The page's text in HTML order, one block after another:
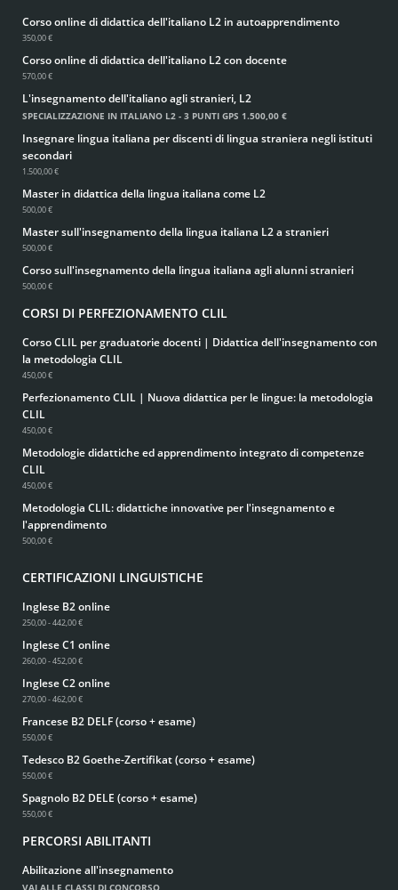
Corso online di didattica dell'italiano L2 in autoapprendimento
350,00 €
Corso online di didattica dell'italiano L2 con docente
570,00 €
L'insegnamento dell'italiano agli stranieri, L2
SPECIALIZZAZIONE IN ITALIANO L2 - 3 PUNTI GPS 1.500,00 €
Insegnare lingua italiana per discenti di lingua straniera negli istituti
secondari
1.500,00 €
Master in didattica della lingua italiana come L2
500,00 €
Master sull'insegnamento della lingua italiana L2 a stranieri
500,00 €
Corso sull'insegnamento della lingua italiana agli alunni stranieri
500,00 €
CORSI DI PERFEZIONAMENTO CLIL
Corso CLIL per graduatorie docenti | Didattica dell'insegnamento con
la metodologia CLIL
450,00 €
Perfezionamento CLIL | Nuova didattica per le lingue: la metodologia
CLIL
450,00 €
Metodologie didattiche ed apprendimento integrato di competenze
CLIL
450,00 €
Metodologia CLIL: didattiche innovative per l'insegnamento e
l'apprendimento
500,00 €
CERTIFICAZIONI LINGUISTICHE
Inglese B2 online
250,00 - 442,00 €
Inglese C1 online
260,00 - 452,00 €
Inglese C2 online
270,00 - 462,00 €
Francese B2 DELF (corso + esame)
550,00 €
Tedesco B2 Goethe-Zertifikat (corso + esame)
550,00 €
Spagnolo B2 DELE (corso + esame)
550,00 €
PERCORSI ABILITANTI
Abilitazione all'insegnamento
VAI ALLE CLASSI DI CONCORSO